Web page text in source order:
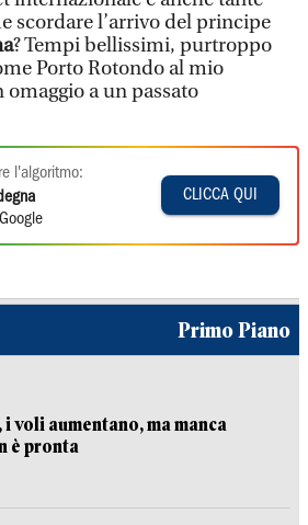
scordare l’arrivo del principe
? Tempi bellissimi, purtroppo
Porto Rotondo al mio
a un passato
l'algoritmo:
CLICCA QUI
Primo Piano
voli aumentano, ma manca
è pronta